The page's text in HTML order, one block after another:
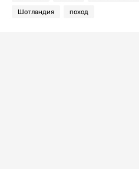
Шотландия поход